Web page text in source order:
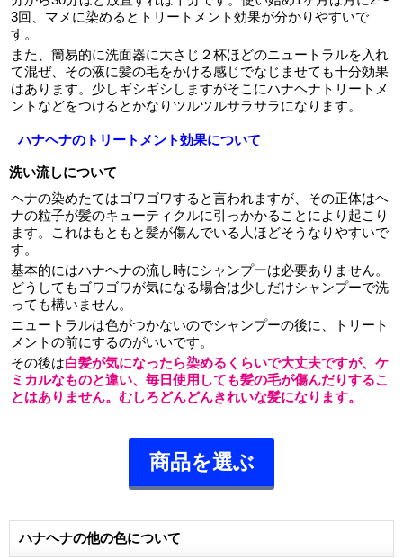
3回、マメに染めるとトリートメント効果が分かりやすいで
す。
また、簡易的に洗面器に大さじ２杯ほどのニュートラルを入れ
て混ぜ、その液に髪の毛をかける感じでなじませても十分効果
はあります。少しギシギシしますがそこにハナヘナトリートメ
ントなどをつけるとかなりツルツルサラサラになります。
ハナヘナのトリートメント効果について
洗い流しについて
ヘナの染めたてはゴワゴワすると言われますが、その正体はヘ
ナの粒子が髪のキューティクルに引っかかることにより起こり
ます。これはもともと髪が傷んでいる人ほどそうなりやすいで
す。
基本的にはハナヘナの流し時にシャンプーは必要ありません。
どうしてもゴワゴワが気になる場合は少しだけシャンプーで洗
っても構いません。
ニュートラルは色がつかないのでシャンプーの後に、トリート
メントの前にするのがいいです。
その後は白髪が気になったら染めるくらいで大丈夫ですが、ケ
ミカルなものと違い、毎日使用しても髪の毛が傷んだりするこ
とはありません。むしろどんどんきれいな髪になります。
商品を選ぶ
ハナヘナの他の色について